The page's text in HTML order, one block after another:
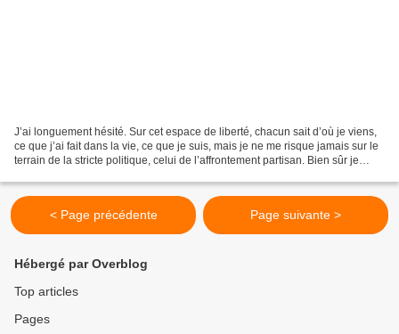
J’ai longuement hésité. Sur cet espace de liberté, chacun sait d’où je viens,
ce que j’ai fait dans la vie, ce que je suis, mais je ne me risque jamais sur le
terrain de la stricte politique, celui de l’affrontement partisan. Bien sûr je
< Page précédente Page suivante >
Hébergé par Overblog
Top articles
Pages